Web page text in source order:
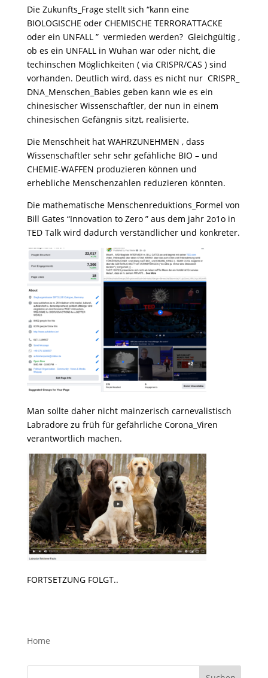
Die Zukunfts_Frage stellt sich “kann eine
BIOLOGISCHE oder CHEMISCHE TERRORATTACKE
oder ein UNFALL ” vermieden werden? Gleichgültig ,
ob es ein UNFALL in Wuhan war oder nicht, die
techinschen Möglichkeiten ( via CRISPR/CAS ) sind
vorhanden. Deutlich wird, dass es nicht nur CRISPR_
DNA_Menschen_Babies geben kann wie es ein
chinesischer Wissenschaftler, der nun in einem
chinesischen Gefängnis sitzt, realisierte.
Die Menschheit hat WAHRZUNEHMEN , dass
Wissenschaftler sehr sehr gefähliche BIO – und
CHEMIE-WAFFEN produzieren können und
erhebliche Menschenzahlen reduzieren könnten.
Die mathematische Menschenreduktions_Formel von
Bill Gates “Innovation to Zero ” aus dem jahr 2o1o in
TED Talk wird dadurch verständlicher und konkreter.
Man sollte daher nicht mainzerisch carnevalistisch
Labradore zu früh für gefährliche Corona_Viren
verantwortlich machen.
FORTSETZUNG FOLGT..
Home